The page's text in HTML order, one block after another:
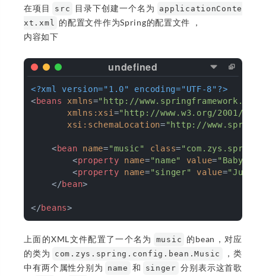
在项目 src 目录下创建一个名为
applicationConte
xt.xml 的配置文件作为Spring的配置文件 ，
内容如下
<?xml version="1.0" encoding="UTF-8"?>
<beans xmlns="http://www.springframework.org/
xmlns:xsi ="http://www.w3.org/2001/
xsi:schemaLocation="http://
<bean name="music" class=
<property name="name" value="Baby"
<property name="singer" value=
</bean>
</beans>
上面的XML文件配置了一个名为 music
的bean，对应
的类为
com.zys.spring.config.bean.Music
，类
中有两个属性分别为
name 和 singer 分别表示这首歌